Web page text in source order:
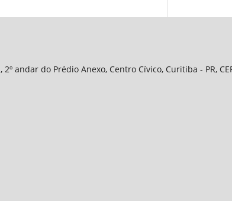
andar do Prédio Anexo, Centro Cívico, Curitiba - PR,